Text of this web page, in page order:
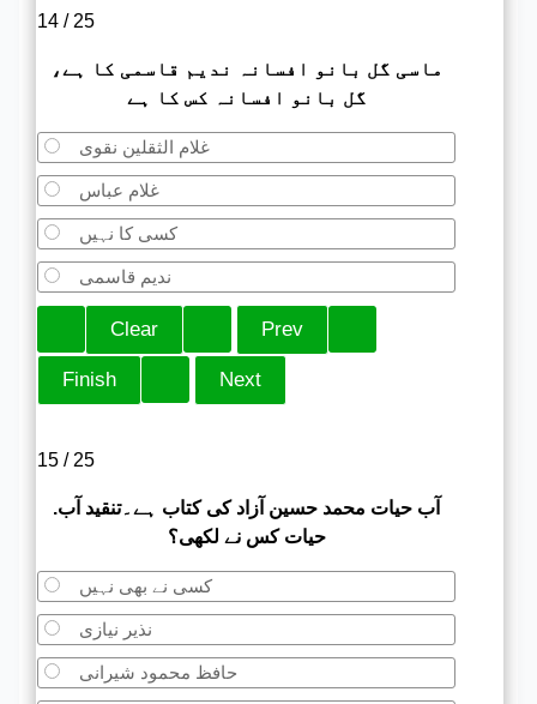
14 / 25
ماسی گل بانو افسانہ ندیم قاسمی کا ہے،
گل بانو افسانہ کس کا ہے
غلام الثقلین نقوی
غلام عباس
کسی کا نہیں
ندیم قاسمی
15 / 25
.آب حیات محمد حسین آزاد کی کتاب ہے۔تنقید آب
حیات کس نے لکھی؟
کسی نے بھی نہیں
نذیر نیازی
حافظ محمود شیرانی